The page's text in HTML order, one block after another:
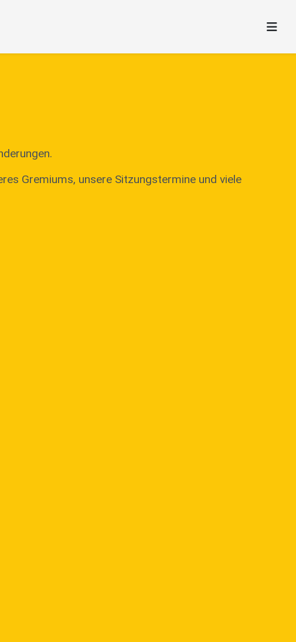
Gremiums, unsere Sitzungstermine und viele